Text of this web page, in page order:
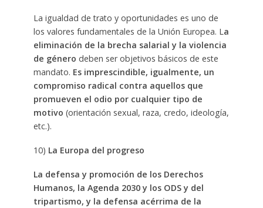
La igualdad de trato y oportunidades es uno de
los valores fundamentales de la Unión Europea. La
eliminación de la brecha salarial y la violencia
de género deben ser objetivos básicos de este
mandato. Es imprescindible, igualmente, un
compromiso radical contra aquellos que
promueven el odio por cualquier tipo de
motivo (orientación sexual, raza, credo, ideología,
etc.).
10) La Europa del progreso
La defensa y promoción de los Derechos
Humanos, la Agenda 2030 y los ODS y del
tripartismo, y la defensa acérrima de la